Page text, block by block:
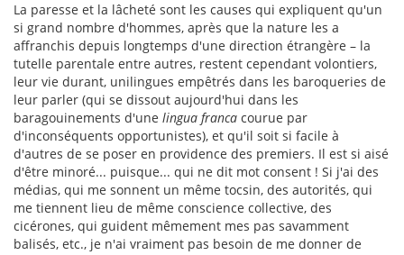
La paresse et la lâcheté sont les causes qui expliquent qu'un
si grand nombre d'hommes, après que la nature les a
affranchis depuis longtemps d'une direction étrangère – la
tutelle parentale entre autres, restent cependant volontiers,
leur vie durant, unilingues empêtrés dans les baroqueries de
leur parler (qui se dissout aujourd'hui dans les
baragouinements d'une lingua franca courue par
d'inconséquents opportunistes), et qu'il soit si facile à
d'autres de se poser en providence des premiers. Il est si aisé
d'être minoré... puisque... qui ne dit mot consent ! Si j'ai des
médias, qui me sonnent un même tocsin, des autorités, qui
me tiennent lieu de même conscience collective, des
cicérones, qui guident mêmement mes pas savamment
balisés, etc., je n'ai vraiment pas besoin de me donner de